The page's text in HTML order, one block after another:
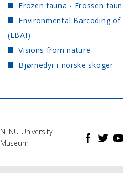
Frozen fauna - Frossen
Environmental Barcoding
(EBAI)
Visions from nature
Bjørnedyr i norske skoger
NTNU University
Museum